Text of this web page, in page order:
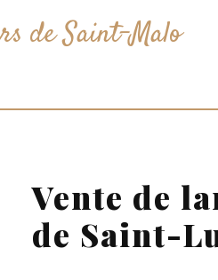
de Saint-Malo
Vente de
de Saint-